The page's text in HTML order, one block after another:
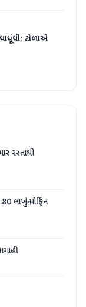
ટોળાએ
રસ્તાથી
લાખનું મોર્ફિન